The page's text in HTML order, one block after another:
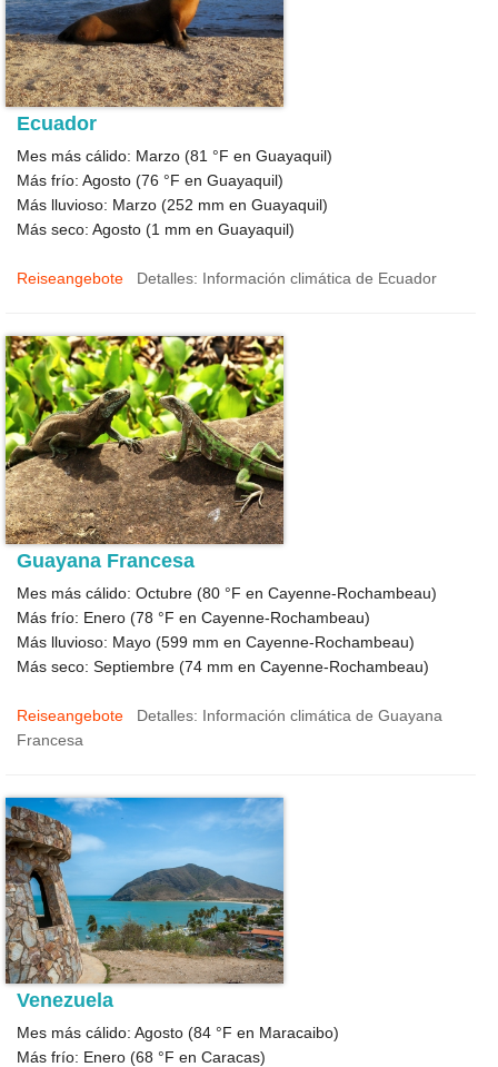
Ecuador
Mes más cálido: Marzo (81 °F en Guayaquil)
Más frío: Agosto (76 °F en Guayaquil)
Más lluvioso: Marzo (252 mm en Guayaquil)
Más seco: Agosto (1 mm en Guayaquil)
Reiseangebote Detalles: Información climática de Ecuador
Guayana Francesa
Mes más cálido: Octubre (80 °F en Cayenne-Rochambeau)
Más frío: Enero (78 °F en Cayenne-Rochambeau)
Más lluvioso: Mayo (599 mm en Cayenne-Rochambeau)
Más seco: Septiembre (74 mm en Cayenne-Rochambeau)
Reiseangebote
Detalles: Información climática de Guayana
Francesa
Venezuela
Mes más cálido: Agosto (84 °F en Maracaibo)
Más frío: Enero (68 °F en Caracas)